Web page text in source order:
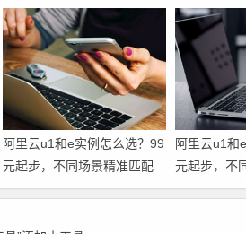
阿里云u1和e实例怎么选？99
元起步，不同场景精准匹配
帮你省到位 领代金券
阿里云u1和
元起步，不
帮你省到位